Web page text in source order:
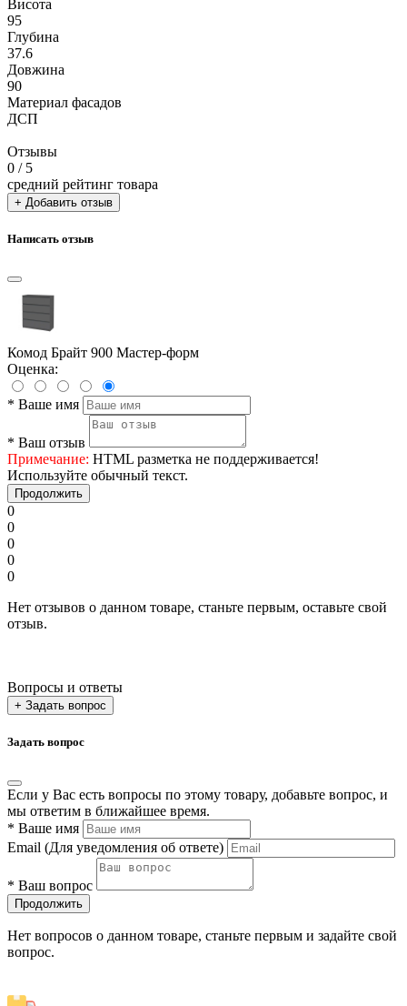
Висота
95
Глубина
37.6
Довжина
90
Материал фасадов
ДСП
Отзывы
0 / 5
средний рейтинг товара
+ Добавить отзыв
Написать отзыв
Комод Брайт 900 Мастер-форм
Оценка:
* Ваше имя
* Ваш отзыв
Примечание: HTML разметка не поддерживается!
Используйте обычный текст.
Продолжить
0
0
0
0
0
Нет отзывов о данном товаре, станьте первым, оставьте свой
отзыв.
Вопросы и ответы
+ Задать вопрос
Задать вопрос
Если у Вас есть вопросы по этому товару, добавьте вопрос, и
мы ответим в ближайшее время.
* Ваше имя
Email (Для уведомления об ответе)
* Ваш вопрос
Продолжить
Нет вопросов о данном товаре, станьте первым и задайте свой
вопрос.